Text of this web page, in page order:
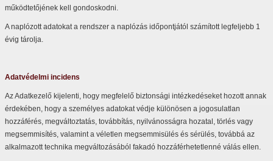
működtetőjének kell gondoskodni.
A naplózott adatokat a rendszer a naplózás időpontjától számított legfeljebb 1
évig tárolja.
Adatvédelmi incidens
Az Adatkezelő kijelenti, hogy megfelelő biztonsági intézkedéseket hozott annak
érdekében, hogy a személyes adatokat védje különösen a jogosulatlan
hozzáférés, megváltoztatás, továbbítás, nyilvánosságra hozatal, törlés vagy
megsemmisítés, valamint a véletlen megsemmisülés és sérülés, továbbá az
alkalmazott technika megváltozásából fakadó hozzáférhetetlenné válás ellen.